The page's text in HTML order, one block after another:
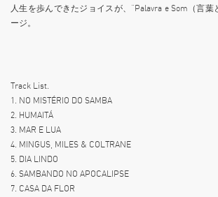
人生を歩んできたジョイスが、“Palavra e Som（言葉
ージ。
Track List.
1. NO MISTÉRIO DO SAMBA
2. HUMAITÁ
3. MAR E LUA
4. MINGUS, MILES & COLTRANE
5. DIA LINDO
6. SAMBANDO NO APOCALIPSE
7. CASA DA FLOR